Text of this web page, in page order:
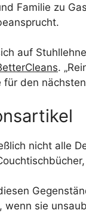
Familie zu
auf
.
den
nicht alle
sie